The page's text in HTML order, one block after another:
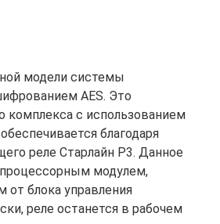
модели системы
AES. Это
комплекса с использованием
благодаря
реле Старлайн Р3. Данное
модулем,
от блока управления
реле останется в рабочем